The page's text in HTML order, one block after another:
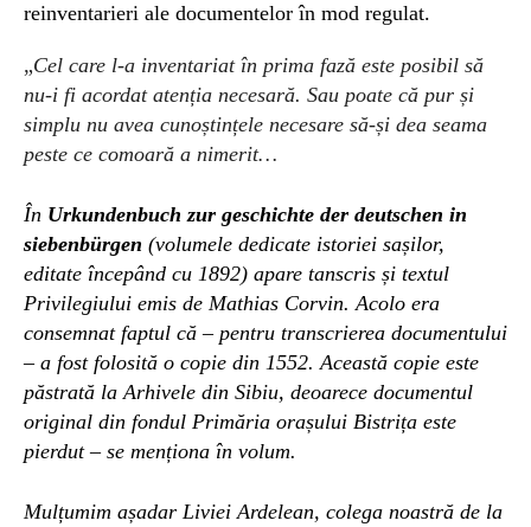
reinventarieri ale documentelor în mod regulat.
„Cel care l-a inventariat în prima fază este posibil să
nu-i fi acordat atenția necesară. Sau poate că pur și
simplu nu avea cunoștințele necesare să-și dea seama
peste ce comoară a nimerit…
În Urkundenbuch zur geschichte der deutschen in
siebenbürgen (volumele dedicate istoriei sașilor,
editate începând cu 1892) apare tanscris și textul
Privilegiului emis de Mathias Corvin. Acolo era
consemnat faptul că – pentru transcrierea documentului
– a fost folosită o copie din 1552. Această copie este
păstrată la Arhivele din Sibiu, deoarece documentul
original din fondul Primăria orașului Bistrița este
pierdut – se menționa în volum.
Mulțumim așadar Liviei Ardelean, colega noastră de la